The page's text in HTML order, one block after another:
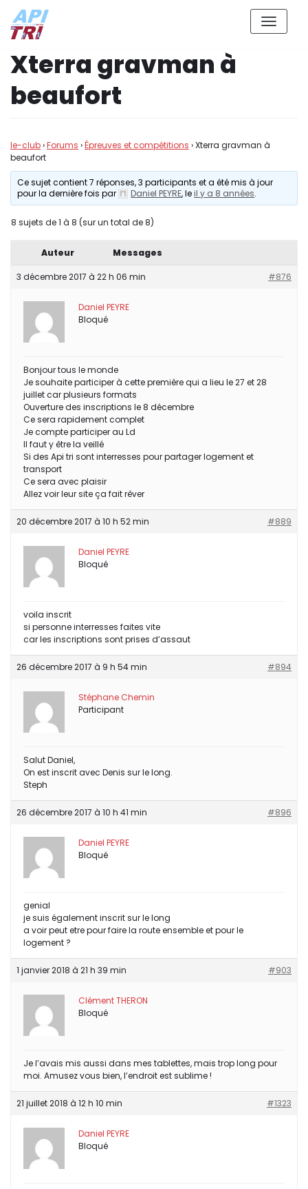
Aller
au
contenu
Xterra gravman à
beaufort
le-club›Forums ›Épreuves et compétitions ›Xterra gravman à
beaufort
Ce sujet contient 7 réponses, 3 participants et a été mis à jour
pour la dernière fois par
Daniel PEYRE, leil y a 8 années.
8 sujets de 1 à 8 (sur un total de 8)
Auteur Messages
3 décembre 2017 à 22 h 06 min #876
Daniel PEYRE
Bloqué
Bonjour tous le monde
Je souhaite participer à cette première qui a lieu le 27 et 28
juillet car plusieurs formats
Ouverture des inscriptions le 8 décembre
Ce sera rapidement complet
Je compte participer au Ld
Il faut y être la veillé
Si des Api tri sont interresses pour partager logement et
transport
Ce sera avec plaisir
Allez voir leur site ça fait rêver
20 décembre 2017 à 10 h 52 min #889
Daniel PEYRE
Bloqué
voila inscrit
si personne interresses faites vite
car les inscriptions sont prises d’assaut
26 décembre 2017 à 9 h 54 min #894
Stéphane Chemin
Participant
Salut Daniel,
On est inscrit avec Denis sur le long.
Steph
26 décembre 2017 à 10 h 41 min #896
Daniel PEYRE
Bloqué
genial
je suis également inscrit sur le long
a voir peut etre pour faire la route ensemble et pour le
logement ?
1 janvier 2018 à 21 h 39 min #903
Clément THERON
Bloqué
Je l’avais mis aussi dans mes tablettes, mais trop long pour
moi. Amusez vous bien, l’endroit est sublime !
21 juillet 2018 à 12 h 10 min #1323
Daniel PEYRE
Bloqué